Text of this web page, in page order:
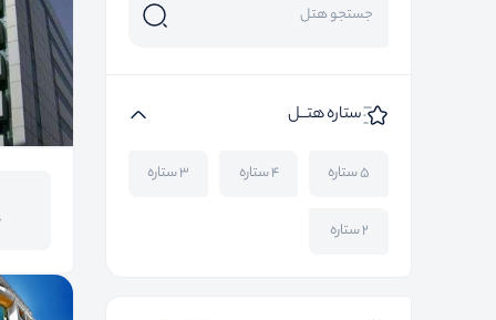
ستاره هتــل
۵ ستاره ۴ ستاره ۳ ستاره
۲ ستاره